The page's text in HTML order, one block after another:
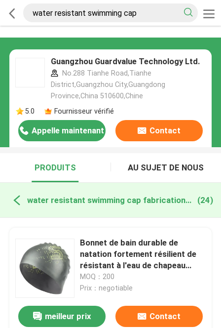
Guangzhou Guardvalue Technology Ltd.
No.288 Tianhe Road,Tianhe
District,Guangzhou City,Guangdong
Province,China 510600,Chine
5.0
Fournisseur vérifié
Appelle maintenant Contact
PRODUITS AU SUJET DE NOUS
water resistant swimming cap fabrication en ligne (24)
Bonnet de bain durable de
natation fortement résilient de
résistant à l'eau de chapeau
principal
MOQ：200
Prix：negotiable
meilleur prix Contact